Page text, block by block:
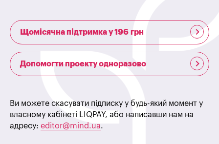
Щомісячна підтримка у 196 грн
Допомогти проекту одноразово
Ви можете скасувати підписку у будь-який момент у
власному кабінеті LIQPAY, або написавши нам на
адресу: editor@mind.ua.